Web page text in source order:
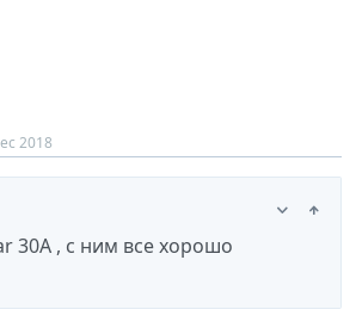
2018
30A , с ним все хорошо